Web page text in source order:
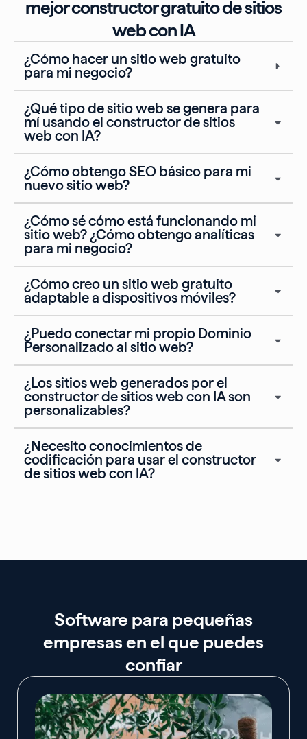
mejor constructor gratuito de sitios
web con IA
¿Cómo hacer un sitio web gratuito
para mi negocio?
¿Qué tipo de sitio web se genera para
mí usando el constructor de sitios
web con IA?
¿Cómo obtengo SEO básico para mi
nuevo sitio web?
¿Cómo sé cómo está funcionando mi
sitio web? ¿Cómo obtengo analíticas
para mi negocio?
¿Cómo creo un sitio web gratuito
adaptable a dispositivos móviles?
¿Puedo conectar mi propio Dominio
Personalizado al sitio web?
¿Los sitios web generados por el
constructor de sitios web con IA son
personalizables?
¿Necesito conocimientos de
codificación para usar el constructor
de sitios web con IA?
Software para pequeñas
empresas en el que puedes
confiar